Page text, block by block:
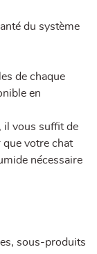
du système
de chaque
en
il vous suffit de
votre chat
nécessaire
sous-produits